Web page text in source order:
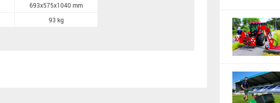
693x575x1040 mm
93 kg